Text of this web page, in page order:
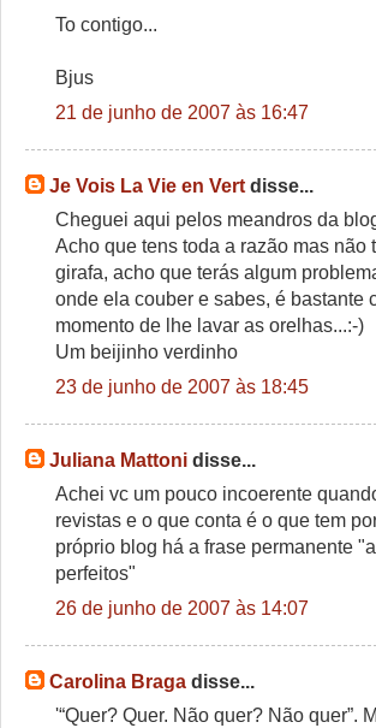
To contigo...
Bjus
21 de junho de 2007 às 16:47
Je Vois La Vie en Vert disse...
Cheguei aqui pelos meandros da
Acho que tens toda a razão mas não
girafa, acho que terás algum
onde ela couber e sabes, é bastante
momento de lhe lavar as orelhas...:-)
Um beijinho verdinho
23 de junho de 2007 às 18:45
Juliana Mattoni disse...
Achei vc um pouco incoerente
revistas e o que conta é o que tem
próprio blog há a frase permanente
perfeitos"
26 de junho de 2007 às 14:07
Carolina Braga disse...
'“Quer? Quer. Não quer? Não quer”.